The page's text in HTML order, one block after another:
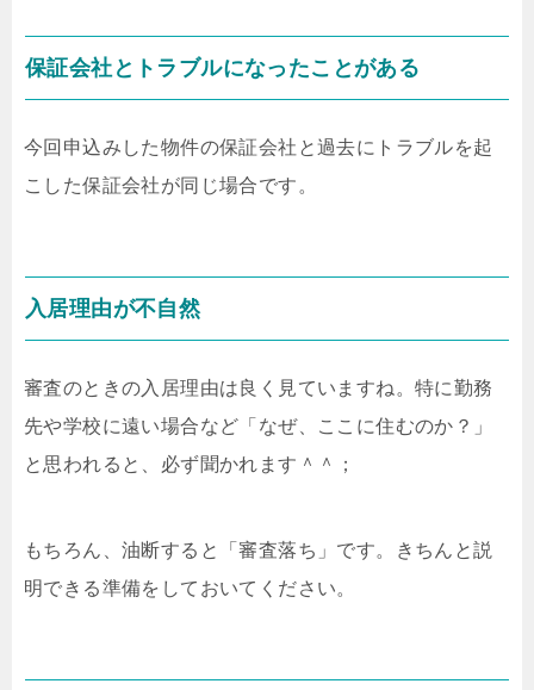
保証会社とトラブルになったことがある
今回申込みした物件の保証会社と過去にトラブルを起
こした保証会社が同じ場合です。
入居理由が不自然
審査のときの入居理由は良く見ていますね。特に勤務
先や学校に遠い場合など「なぜ、ここに住むのか？」
と思われると、必ず聞かれます＾＾；
もちろん、油断すると「審査落ち」です。きちんと説
明できる準備をしておいてください。